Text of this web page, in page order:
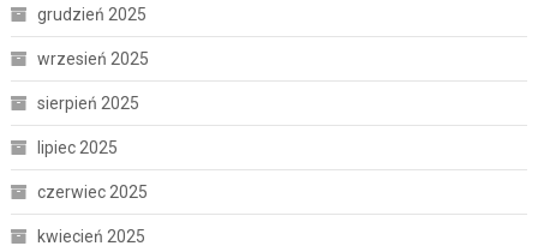
grudzień 2025
wrzesień 2025
sierpień 2025
lipiec 2025
czerwiec 2025
kwiecień 2025